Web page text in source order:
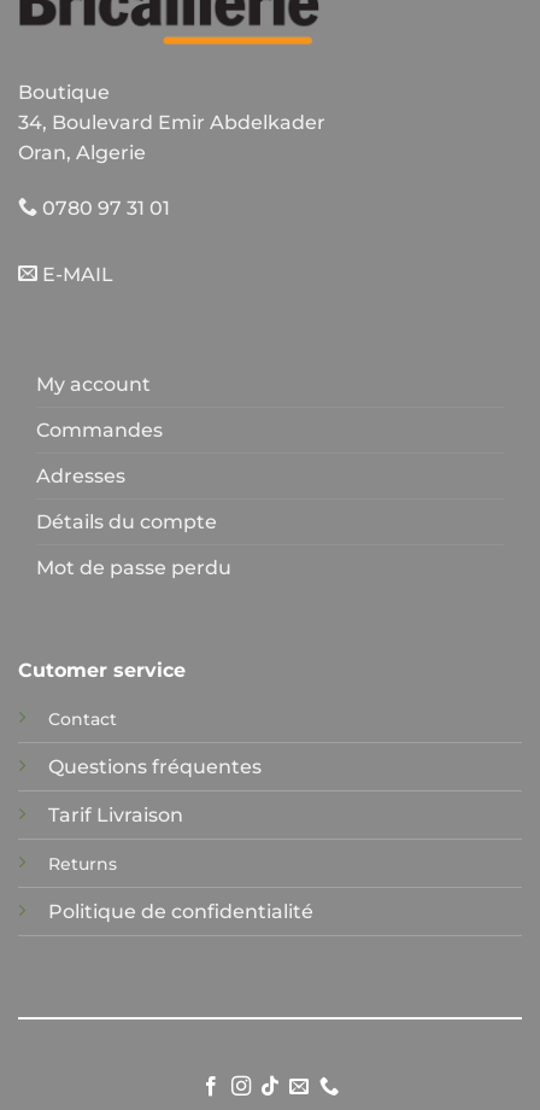
Boutique
34, Boulevard Emir Abdelkader
Oran, Algerie
0780 97 31 01
E-MAIL
My account
Commandes
Adresses
Détails du compte
Mot de passe perdu
Cutomer service
Contact
Questions fréquentes
Tarif Livraison
Returns
Politique de confidentialité